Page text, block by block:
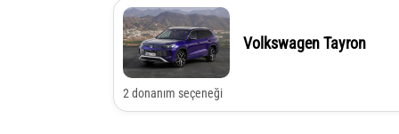
Volkswagen Tayron
2 donanım seçeneği